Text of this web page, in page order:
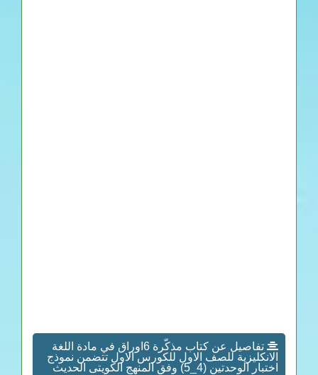
تفاصيل عن كتاب مذكّرة 6اوراق في مادة اللغة
الانكليزية للصف الاول للكورس الاول تتضمن نموذج
اختبار الوحدتين (4_5) وفق المنهج الكويتى الحديث